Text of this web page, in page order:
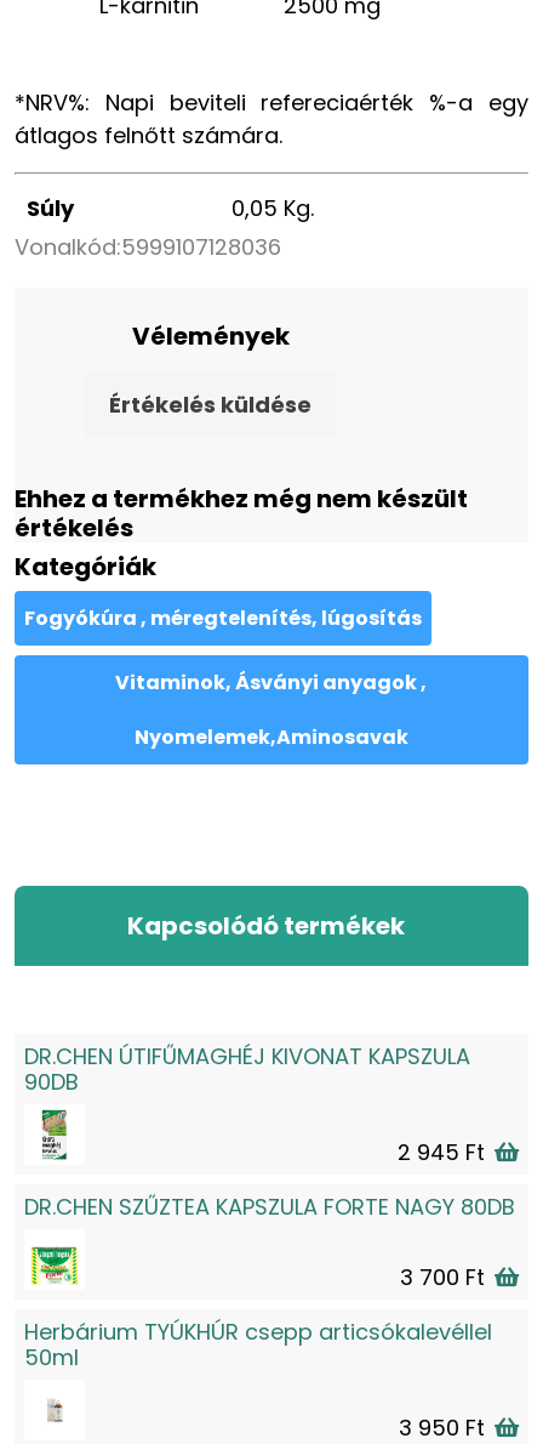
*NRV%: Napi beviteli refereciaérték %-a egy
átlagos felnőtt számára.
Súly
0,05 Kg.
Vonalkód:5999107128036
Vélemények
Értékelés küldése
Ehhez a termékhez még nem készült
értékelés
Kategóriák
Fogyókúra , méregtelenítés, lúgosítás
Vitaminok, Ásványi anyagok ,
Nyomelemek,Aminosavak
Kapcsolódó termékek
DR.CHEN ÚTIFŰMAGHÉJ KIVONAT KAPSZULA
90DB
2 945 Ft
DR.CHEN SZŰZTEA KAPSZULA FORTE NAGY 80DB
3 700 Ft
Herbárium TYÚKHÚR csepp articsókalevéllel
50ml
3 950 Ft